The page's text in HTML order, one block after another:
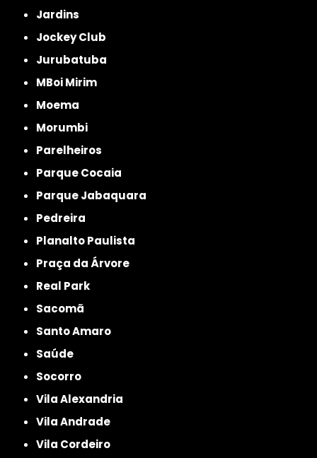
Jardins
Jockey Club
Jurubatuba
MBoi Mirim
Moema
Morumbi
Parelheiros
Parque Cocaia
Parque Jabaquara
Pedreira
Planalto Paulista
Praça da Árvore
Real Park
Sacomã
Santo Amaro
Saúde
Socorro
Vila Alexandria
Vila Andrade
Vila Cordeiro